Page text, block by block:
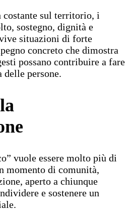
costante sul territorio, i
sostegno, dignità e
situazioni di forte
concreto che dimostra
possano contribuire a fare
persone.
vuole essere molto più di
momento di comunità,
aperto a chiunque
e sostenere un